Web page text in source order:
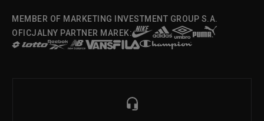
MEMBER OF MARKETING INVESTMENT GROUP S.A.
OFICJALNY PARTNER MAREK: